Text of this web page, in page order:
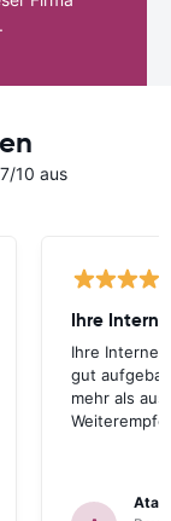
10 aus
Ihre
gut
mehr als